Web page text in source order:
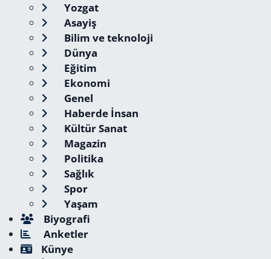
Yozgat
Asayiş
Bilim ve teknoloji
Dünya
Eğitim
Ekonomi
Genel
Haberde İnsan
Kültür Sanat
Magazin
Politika
Sağlık
Spor
Yaşam
Biyografi
Anketler
Künye